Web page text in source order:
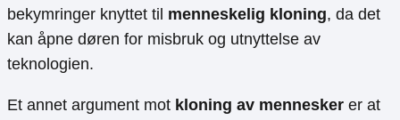
bekymringer knyttet til menneskelig kloning, da det
kan åpne døren for misbruk og utnyttelse av
teknologien.
Et annet argument mot kloning av mennesker er at